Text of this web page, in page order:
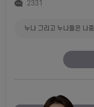
2331